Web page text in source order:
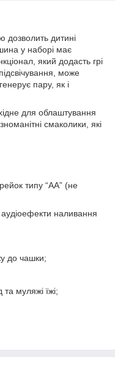
дозволить дитині
у наборі має
який додасть грі
може
пару, як і
для облаштування
смаколики, які
типу “АА” (не
аудіоефекти наливання
до чашки;
муляжі їжі;